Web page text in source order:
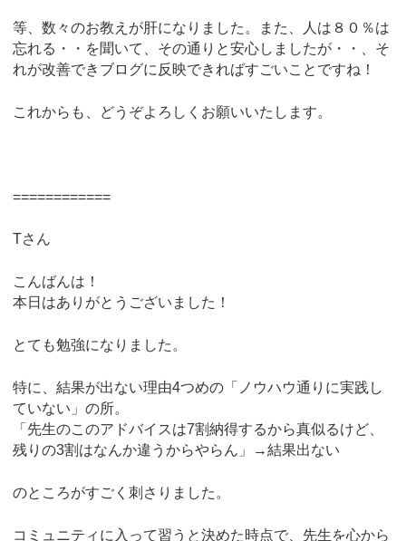
等、数々のお教えが肝になりました。また、人は８０％は
忘れる・・を聞いて、その通りと安心しましたが・・、そ
れが改善できブログに反映できればすごいことですね！
これからも、どうぞよろしくお願いいたします。
============
Tさん
こんばんは！
本日はありがとうございました！
とても勉強になりました。
特に、結果が出ない理由4つめの「ノウハウ通りに実践し
ていない」の所。
「先生のこのアドバイスは7割納得するから真似るけど、
残りの3割はなんか違うからやらん」→結果出ない
のところがすごく刺さりました。
コミュニティに入って習うと決めた時点で、先生を心から